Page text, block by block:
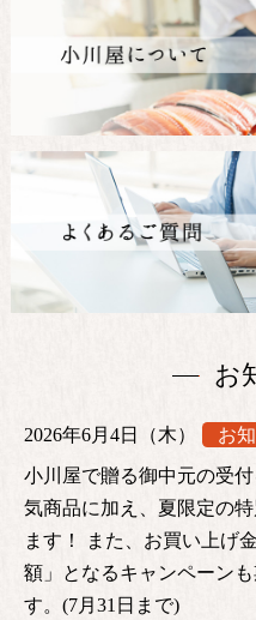
お
2026年6月4日（木） お
小川屋で贈る御中元の受
気商品に加え、夏限定の
ます！ また、お買い上げ
額」となるキャンペーン
す。(7月31日まで)